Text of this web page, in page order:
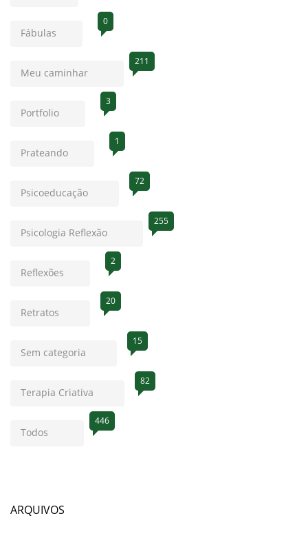
Fábulas
0
Meu caminhar
211
Portfolio
3
Prateando
1
Psicoeducação
72
Psicologia Reflexão
255
Reflexões
2
Retratos
20
Sem categoria
15
Terapia Criativa
82
Todos
446
ARQUIVOS